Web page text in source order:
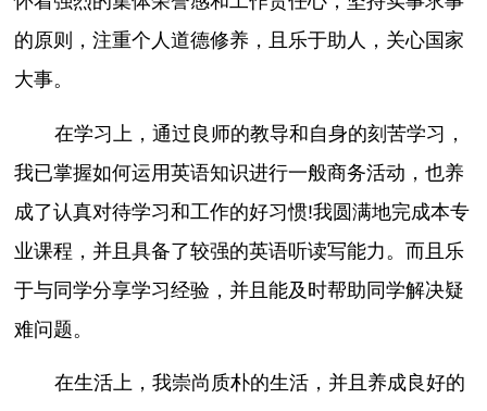
的原则，注重个人道德修养，且乐于助人，关心国家
大事。
在学习上，通过良师的教导和自身的刻苦学习，
我已掌握如何运用英语知识进行一般商务活动，也养
成了认真对待学习和工作的好习惯!我圆满地完成本专
业课程，并且具备了较强的英语听读写能力。而且乐
于与同学分享学习经验，并且能及时帮助同学解决疑
难问题。
在生活上，我崇尚质朴的生活，并且养成良好的